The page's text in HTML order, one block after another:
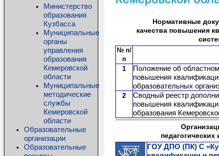
Министерство
образования
Кузбасса
Муниципальные
органы
управления
образования
Кемеровской
области
Муниципальные
методические
службы
Кемеровской
области
Образовательные
организации
Образовательные
Нормативные
качества повышения
Положение об
повышения
образовательных
Сводный реестр
повышения
образования
ГОУ ДПО (ПК) С